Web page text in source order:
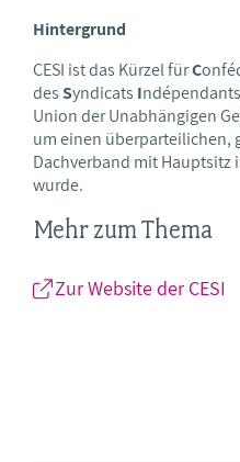
Hintergrund
CESI ist das Kürzel fürC
desSyndicats I
Union der Unabhängigen
um einen überparteilichen,
Dachverband mit Hauptsitz
wurde.
Mehr zum Thema
Zur Website der CESI